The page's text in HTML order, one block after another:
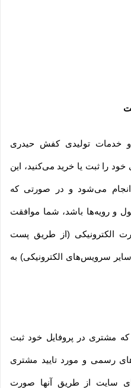
خدمات تولیدی کفش حیدری
را ثبت یا خرید می‏‌کنید، این
انجام می‏‌شود و در صورتی که
و رویه‏‌ها باشد، شما موافقت
الکترونیکی (از طریق پست
سرویس‌های الکترونیکی) به
مشتری در پروفایل خود ثبت
رسمی و مورد تایید مشتری
سایت از طریق آنها صورت